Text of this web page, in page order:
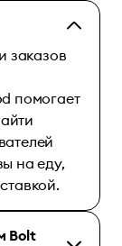
заказов
помогает
на еду,
Bolt